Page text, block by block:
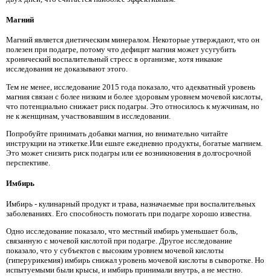
Магний
Магний является диетическим минералом. Некоторые утверждают, что он
полезен при подагре, потому что дефицит магния может усугубить
хронический воспалительный стресс в организме, хотя никакие
исследования не доказывают этого.
Тем не менее, исследование 2015 года показало, что адекватный уровень
магния связан с более низким и более здоровым уровнем мочевой кислоты,
что потенциально снижает риск подагры. Это относилось к мужчинам, но
не к женщинам, участвовавшим в исследовании.
Попробуйте принимать добавки магния, но внимательно читайте
инструкции на этикетке.Или ешьте ежедневно продукты, богатые магнием.
Это может снизить риск подагры или ее возникновения в долгосрочной
перспективе.
Имбирь
Имбирь - кулинарный продукт и трава, назначаемые при воспалительных
заболеваниях. Его способность помогать при подагре хорошо известна.
Одно исследование показало, что местный имбирь уменьшает боль,
связанную с мочевой кислотой при подагре. Другое исследование
показало, что у субъектов с высоким уровнем мочевой кислоты
(гиперурикемия) имбирь снижал уровень мочевой кислоты в сыворотке. Но
испытуемыми были крысы, и имбирь принимали внутрь, а не местно.